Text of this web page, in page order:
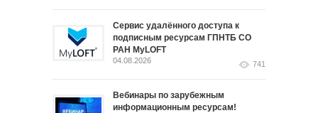
Сервис удалённого доступа к
подписным ресурсам ГПНТБ СО
РАН MyLOFT
04.08.2026 741
Вебинары по зарубежным
информационным ресурсам!